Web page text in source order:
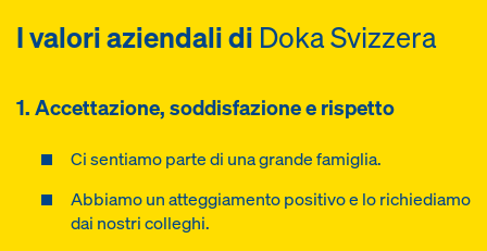
I valori aziendali di Doka Svizzera
1. Accettazione, soddisfazione e rispetto
Ci sentiamo parte di una grande famiglia.
Abbiamo un atteggiamento positivo e lo richiediamo
dai nostri colleghi.